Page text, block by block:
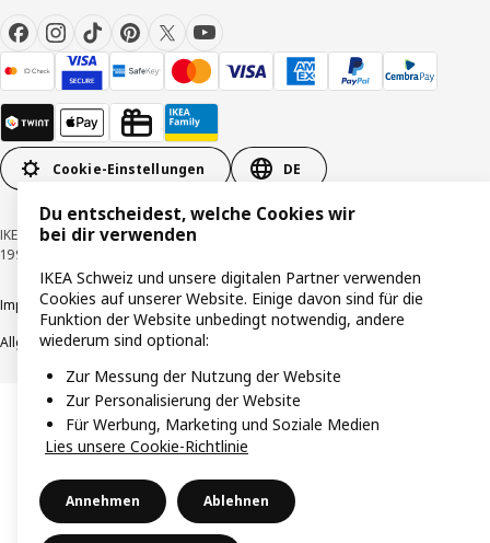
Cookie-Einstellungen DE
IKEA Schweiz - Müslistrasse 16, 8957 Spreitenbach © Inter IKEA Systems B.V.
1999-2026
Impressum / DatenschutzerklärungCookiesVerantwortungsvolle Offenlegung
Allgemeine Geschäftsbedingungen
Du entscheidest, welche Cookies wir
bei dir verwenden
IKEA Schweiz und unsere digitalen Partner verwenden
Cookies auf unserer Website. Einige davon sind für die
Funktion der Website unbedingt notwendig, andere
wiederum sind optional:
Zur Messung der Nutzung der Website
Zur Personalisierung der Website
Für Werbung, Marketing und Soziale Medien
Lies unsere Cookie-Richtlinie
Annehmen Ablehnen